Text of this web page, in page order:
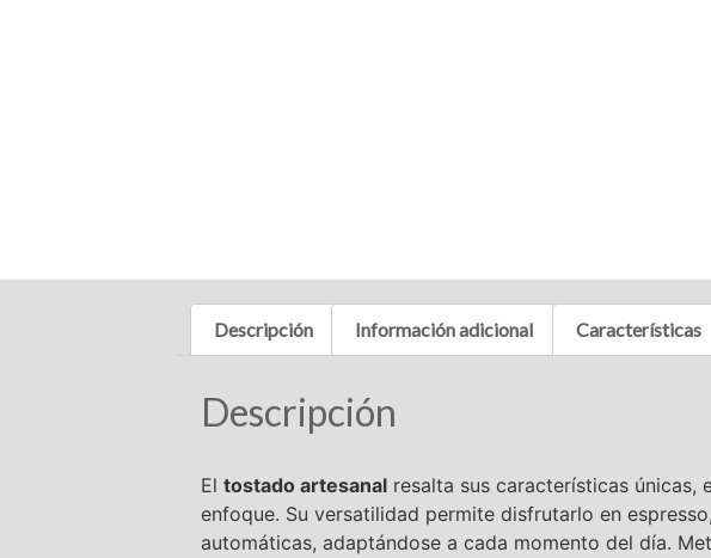
Descripción Información adicional Características
Descripción
El tostado artesanalresalta sus características únicas,
enfoque. Su versatilidad permite disfrutarlo en
automáticas, adaptándose a cada momento del día.